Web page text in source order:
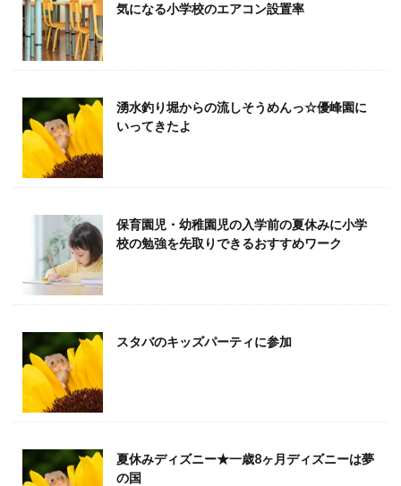
気になる小学校のエアコン設置率
湧水釣り堀からの流しそうめんっ☆優峰園に
いってきたよ
保育園児・幼稚園児の入学前の夏休みに小学
校の勉強を先取りできるおすすめワーク
スタバのキッズパーティに参加️
夏休みディズニー★一歳8ヶ月ディズニーは夢
の国